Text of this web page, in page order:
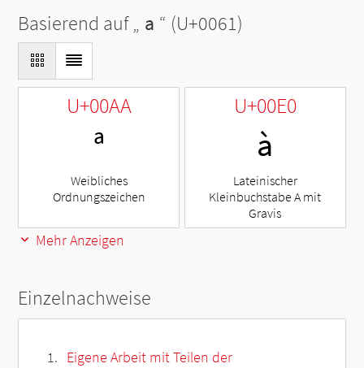
Basierend auf „ a “ (U+0061)
U+00AA
ª
Weibliches
Ordnungszeichen
U+00E0
à
Lateinischer
Kleinbuchstabe A mit
Gravis
Mehr Anzeigen
Einzelnachweise
Eigene Arbeit mit Teilen der